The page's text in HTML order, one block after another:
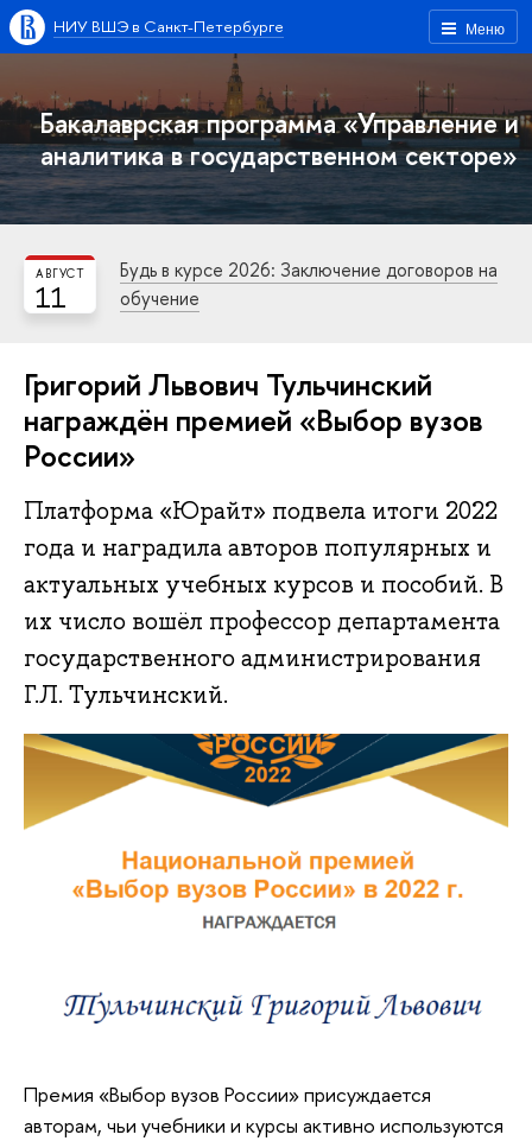
Меню
НИУ ВШЭ в Санкт-Петербурге
Бакалаврская программа «Управление и
аналитика в государственном секторе»
11
АВГУСТ
Будь в курсе 2026: Заключение договоров на
обучение
Григорий Львович Тульчинский
награждён премией «Выбор вузов
России»
Платформа «Юрайт» подвела итоги 2022
года и наградила авторов популярных и
актуальных учебных курсов и пособий. В
их число вошёл профессор департамента
государственного администрирования
Г.Л. Тульчинский.
Премия «Выбор вузов России» присуждается
авторам, чьи учебники и курсы активно используются